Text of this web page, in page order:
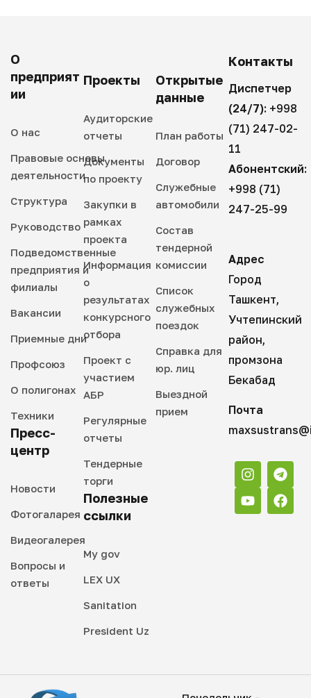
О
предприят
ии
О нас
Правовые основы
деятельности
Структура
Руководство
Подведомственные
предприятия и
филиалы
Вакансии
Приемные дни
Профсоюз
О полигонах
Техники
Пресс-
центр
Новости
Фотогаларея
Видеогалерея
Вопросы и
ответы
Проекты
Аудиторские
отчеты
Документы
по проекту
Закупки в
рамках
проекта
Информация
о
результатах
конкурсного
отбора
Проект с
участием
АБР
Регулярные
отчеты
Тендерные
торги
Полезные
ссылки
My gov
LEX UX
Sanitation
President Uz
Открытые
данные
План работы
Договор
Служебные
автомобили
Состав
тендерной
комиссии
Список
служебных
поездок
Справка для
юр. лиц
Выездной
прием
Контакты
Диспетчер
(24/7): +998
(71) 247-02-
11
Абонентский:
+998 (71)
247-25-99
Адрес
Город
Ташкент,
Учтепинский
район,
промзона
Бекабад
Почта